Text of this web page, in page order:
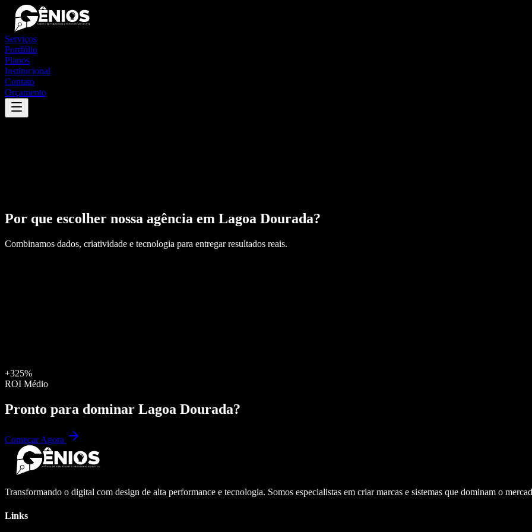
Serviços
Portfólio
Planos
Institucional
Contato
Orçamento
Por que escolher nossa agência em Lagoa Dourada?
Combinamos dados, criatividade e tecnologia para entregar resultados reais.
+325%
ROI Médio
Pronto para dominar Lagoa Dourada?
Começar Agora
Transformando o digital com design de alta performance e tecnologia. Somos especialistas em criar marcas e sistemas que dominam o
Links